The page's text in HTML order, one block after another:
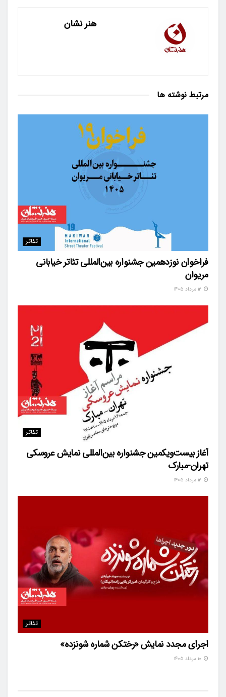
هنر نشان
مرتبط نوشته ها
تئاتر
فراخوان نوزدهمین جشنواره بین‌المللی تئاتر خیابانی
مریوان
تئاتر
آغاز بیست‌ویکمین جشنواره بین‌المللی نمایش عروسکی
تهران-مبارک
تئاتر
اجرای مجدد نمایش «رختکن شماره شونزده»